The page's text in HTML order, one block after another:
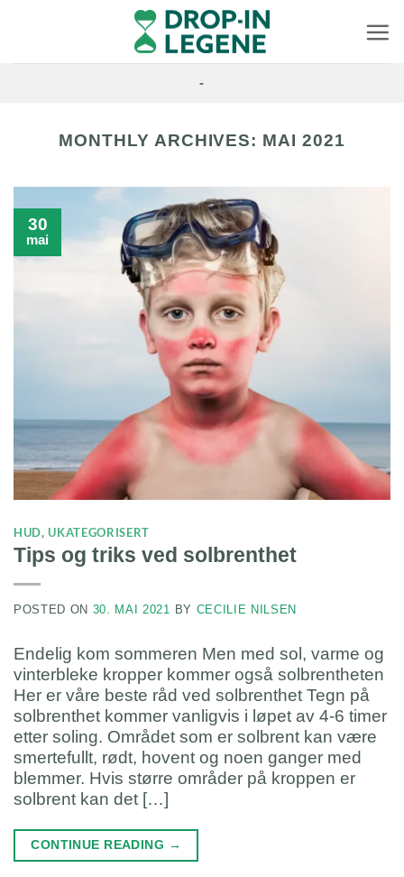
content
-
MONTHLY ARCHIVES: MAI 2021
30
mai
HUD,UKATEGORISERT
Tips og triks ved solbrenthet
POSTED ON 30. MAI 2021 BY CECILIE NILSEN
Endelig kom sommeren Men med sol, varme og
vinterbleke kropper kommer også solbrentheten
Her er våre beste råd ved solbrenthet⁠⁠ Tegn på
solbrenthet kommer vanligvis i løpet av 4-6 timer
etter soling.⁠ Området som er solbrent kan være
smertefullt, rødt, hovent og noen ganger med
blemmer.⁠⁠ Hvis større områder på kroppen er
solbrent kan det […]
CONTINUE READING →